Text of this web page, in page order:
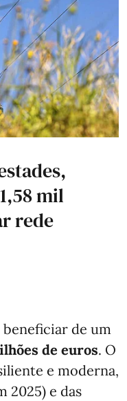
mil
rede
de um
de euros. O
e moderna,
2025) e das